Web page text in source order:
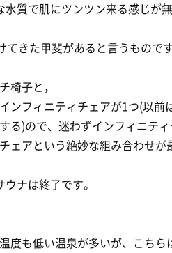
質で肌にツンツン来る感じが
きた甲斐があると言うものです
椅子と，
ンフィニティチェアが1つ(以前
る)ので、迷わずインフィニティ
ェアという絶妙な組み合わせが
ナは終了です。
度も低い温泉が多いが、こちら